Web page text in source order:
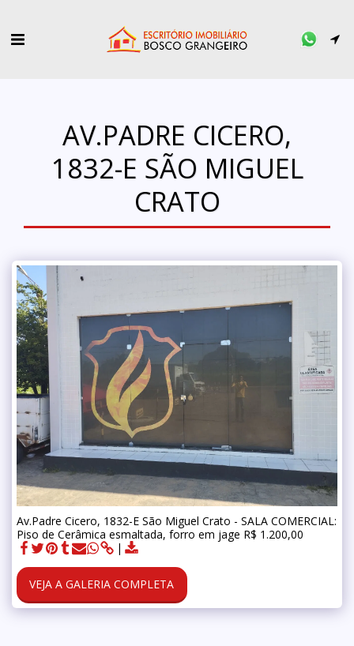
AV.PADRE CICERO,
1832-E SÃO MIGUEL
CRATO
Av.Padre Cicero, 1832-E São Miguel Crato - SALA COMERCIAL:
Piso de Cerâmica esmaltada, forro em jage R$ 1.200,00
VEJA A GALERIA COMPLETA